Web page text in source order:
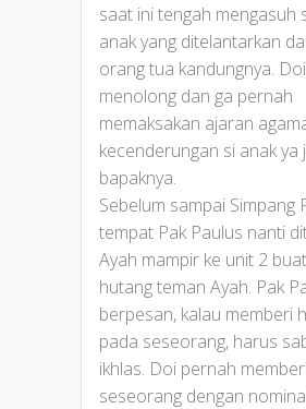
saat ini tengah mengasuh
anak yang ditelantarkan
orang tua kandungnya.
menolong dan ga pernah
memaksakan ajaran
kecenderungan si anak ya
bapaknya.
Sebelum sampai Simpang
tempat Pak Paulus nanti
Ayah mampir ke unit 2
hutang teman Ayah. Pak
berpesan, kalau memberi
pada seseorang, harus
ikhlas. Doi pernah
seseorang dengan